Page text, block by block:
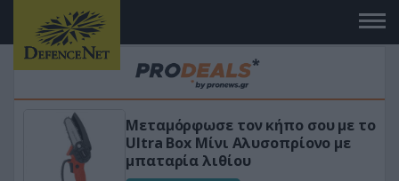
τον κήπο σου με το
Box Μίνι Αλυσοπρίονο με
λιθίου
για